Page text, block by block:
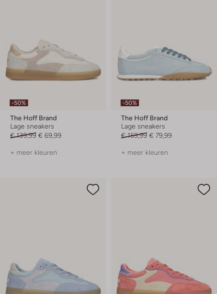
-50%
The Hoff Brand
Lage sneakers
€ 139,99 € 69,99
+ meer kleuren
-50%
The Hoff Brand
Lage sneakers
€ 159,99 € 79,99
+ meer kleuren